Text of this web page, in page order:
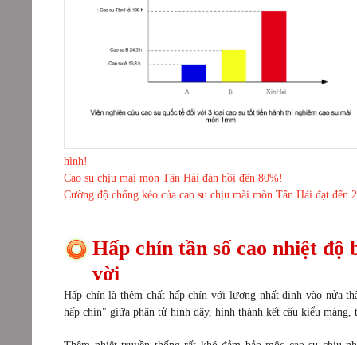
hình!
Cao su chịu mài mòn Tân Hải đàn hồi đến 80%!
Cường độ chống kéo của cao su chịu mài mòn Tân Hải đạt đến
Hấp chín tần số cao nhiệt
vời
Hấp chín là thêm chất hấp chín với lượng nhất định vào nửa
hấp chín" giữa phân tử hình dây, hình thành kết cấu kiểu máng,